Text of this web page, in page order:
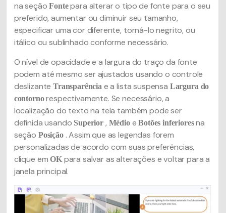
na seçãoFontepara alterar o tipo de fonte para o seu
preferido, aumentar ou diminuir seu tamanho,
especificar uma cor diferente, torná-lo negrito, ou
itálico ou sublinhado conforme necessário.
O nível de opacidade e a largura do traço da fonte
podem até mesmo ser ajustados usando o controle
deslizanteTransparência e a lista suspensa Largura do
contornorespectivamente. Se necessário, a
localização do texto na tela também pode ser
definida usando Superior , Médio eBotões inferioresna
seção Posição . Assim que as legendas forem
personalizadas de acordo com suas preferências,
clique emOK para salvar as alterações e voltar para a
janela principal.